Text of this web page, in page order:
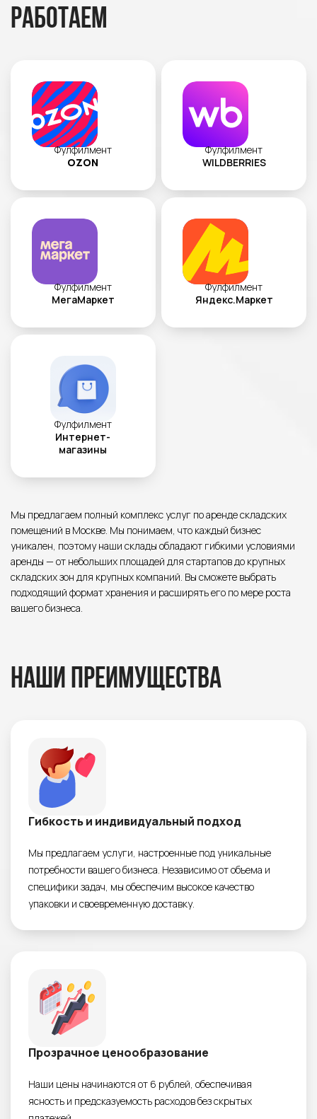
работаем
Фулфилмент
OZON
Фулфилмент
WILDBERRIES
Фулфилмент
МегаМаркет
Фулфилмент
Яндекс.Маркет
Фулфилмент
Интернет-
магазины
Мы предлагаем полный комплекс услуг по аренде складских
помещений в Москве. Мы понимаем, что каждый бизнес
уникален, поэтому наши склады обладают гибкими условиями
аренды — от небольших площадей для стартапов до крупных
складских зон для крупных компаний. Вы сможете выбрать
подходящий формат хранения и расширять его по мере роста
вашего бизнеса.
Наши преимущества
Гибкость и индивидуальный подход
Мы предлагаем услуги, настроенные под уникальные
потребности вашего бизнеса. Независимо от объема и
специфики задач, мы обеспечим высокое качество
упаковки и своевременную доставку.
Прозрачное ценообразование
Наши цены начинаются от 6 рублей, обеспечивая
ясность и предсказуемость расходов без скрытых